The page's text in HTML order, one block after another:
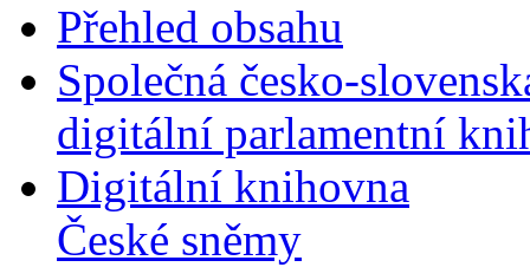
Přehled obsahu
Společná česko-
digitální parlamentní
Digitální knihovna
České sněmy